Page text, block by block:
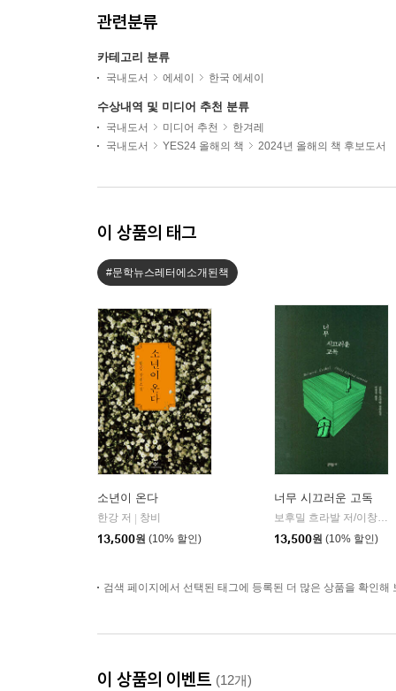
관련분류
카테고리 분류
국내도서 에세이 한국 에세이
수상내역 및 미디어 추천 분류
국내도서 미디어 추천
한겨레
국내도서
YES24 올해의 책 2024년 올해의 책 후보도서
이 상품의 태그
#문학뉴스레터에소개된책
소년이 온다
한강 저
창비
13,500원 (10% 할인)
너무 시끄러운 고독
보후밀 흐라발 저/이창실 역
13,500원 (10% 할인)
검색 페이지에서 선택된 태그에 등록된 더 많은 상품을 확인해
이 상품의 이벤트 (12개)